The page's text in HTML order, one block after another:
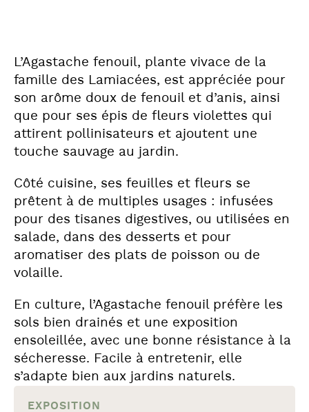
L’Agastache fenouil, plante vivace de la
famille des Lamiacées, est appréciée pour
son arôme doux de fenouil et d’anis, ainsi
que pour ses épis de fleurs violettes qui
attirent pollinisateurs et ajoutent une
touche sauvage au jardin.
Côté cuisine, ses feuilles et fleurs se
prêtent à de multiples usages : infusées
pour des tisanes digestives, ou utilisées en
salade, dans des desserts et pour
aromatiser des plats de poisson ou de
volaille.
En culture, l’Agastache fenouil préfère les
sols bien drainés et une exposition
ensoleillée, avec une bonne résistance à la
sécheresse. Facile à entretenir, elle
s’adapte bien aux jardins naturels.
EXPOSITION